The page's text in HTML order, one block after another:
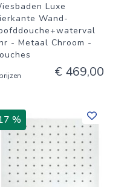
Luxe
Wand-
- Metaal Chroom -
€ 469,00
%